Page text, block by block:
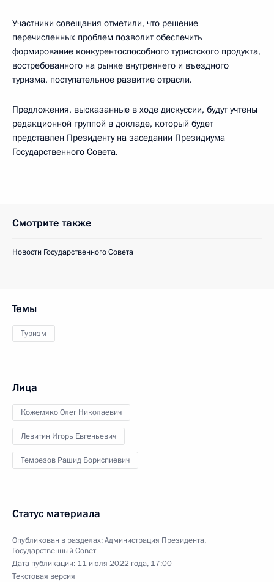
Участники совещания отметили, что решение
перечисленных проблем позволит обеспечить
формирование конкурентоспособного туристского продукта,
востребованного на рынке внутреннего и въездного
туризма, поступательное развитие отрасли.
Предложения, высказанные в ходе дискуссии, будут учтены
редакционной группой в докладе, который будет
представлен Президенту на заседании Президиума
Государственного Совета.
Смотрите также
Новости Государственного Совета
Темы
Туризм
Лица
Кожемяко Олег Николаевич
Левитин Игорь Евгеньевич
Темрезов Рашид Бориспиевич
Статус материала
Опубликован в разделах:Администрация Президента,
Государственный Совет
Дата публикации: 11 июля 2022 года, 17:00
Текстовая версия